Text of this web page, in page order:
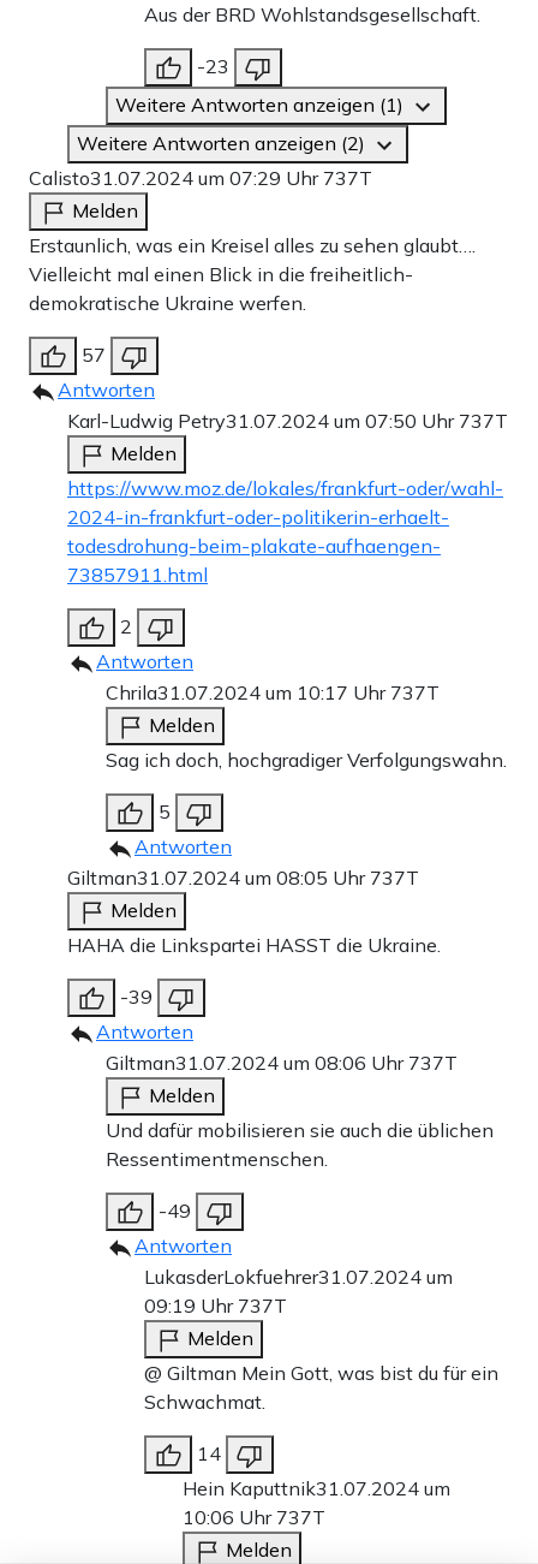
Aus der BRD Wohlstandsgesellschaft.
-23
Weitere Antworten anzeigen (1)
Weitere Antworten anzeigen (2)
Calisto31.07.2024 um 07:29 Uhr 737T
Melden
Erstaunlich, was ein Kreisel alles zu sehen glaubt….
Vielleicht mal einen Blick in die freiheitlich-
demokratische Ukraine werfen.
57
Antworten
Karl-Ludwig Petry31.07.2024 um 07:50 Uhr 737T
Melden
https://www.moz.de/lokales/frankfurt-oder/wahl-
2024-in-frankfurt-oder-politikerin-erhaelt-
todesdrohung-beim-plakate-aufhaengen-
73857911.html
2
Antworten
Chrila31.07.2024 um 10:17 Uhr 737T
Melden
Sag ich doch, hochgradiger Verfolgungswahn.
5
Antworten
Giltman31.07.2024 um 08:05 Uhr 737T
Melden
HAHA die Linkspartei HASST die Ukraine.
-39
Antworten
Giltman31.07.2024 um 08:06 Uhr 737T
Melden
Und dafür mobilisieren sie auch die üblichen
Ressentimentmenschen.
-49
Antworten
LukasderLokfuehrer31.07.2024 um
09:19 Uhr 737T
Melden
@ Giltman Mein Gott, was bist du für ein
Schwachmat.
14
Hein Kaputtnik31.07.2024 um
10:06 Uhr 737T
Melden